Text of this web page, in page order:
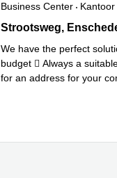
Business Center Kantoor
Strootsweg 18,
Strootsweg,
We have the perfect
budget  Always a
for an address for your